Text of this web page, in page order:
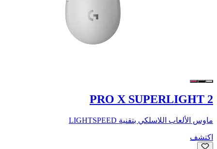
PRO X SUPERLIGHT 2
ماوس الألعاب اللاسلكي بتقنية LIGHTSPEED
اكتشف